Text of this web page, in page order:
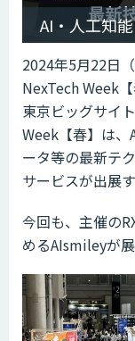
AI・人工知
2024年5月22日
NexTech Week
東京ビッグサイ
Week【春】は、
ータ等の最新テ
サービスが出展
今回も、主催の
めるAIsmileyが